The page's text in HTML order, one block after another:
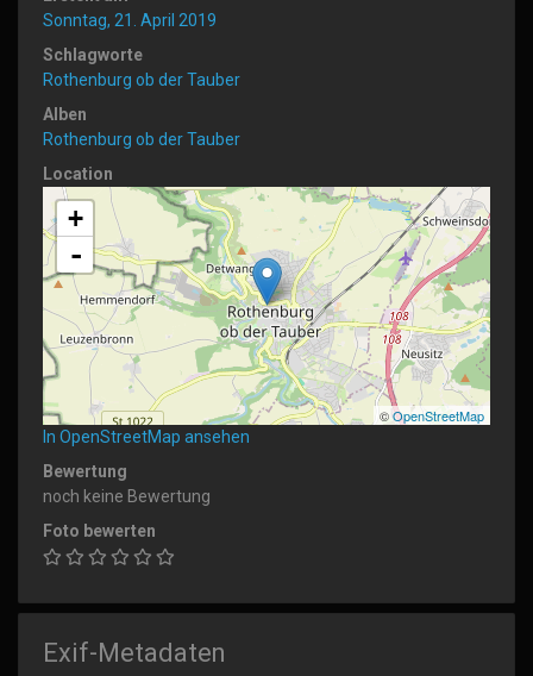
Sonntag, 21. April 2019
Schlagworte
Rothenburg ob der Tauber
Alben
Rothenburg ob der Tauber
Location
+
-
©OpenStreetMap
In OpenStreetMap ansehen
Bewertung
noch keine Bewertung
Foto bewerten
Exif-Metadaten